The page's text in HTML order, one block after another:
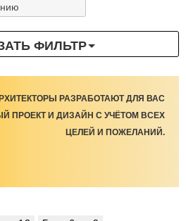
ФИЛЬТР
РАЗРАБОТАЮТ ДЛЯ ВАС
ПРОЕКТ И ДИЗАЙН С УЧЁТОМ ВСЕХ
ЦЕЛЕЙ И ПОЖЕЛАНИЙ.